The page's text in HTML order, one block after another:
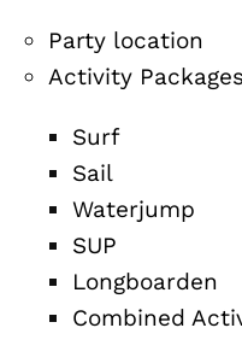
Party location
Activity Packages
Surf
Sail
Waterjump
SUP
Longboarden
Combined